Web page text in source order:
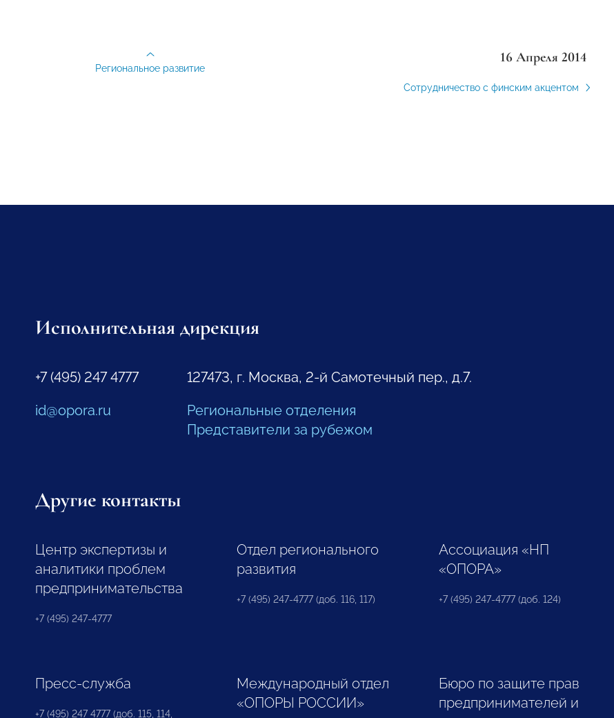
16 Апреля 2014
Сотрудничество с финским акцентом
Региональное развитие
Исполнительная дирекция
+7 (495) 247 4777
id@opora.ru
127473, г. Москва, 2-й Самотечный пер., д.7.
Региональные отделения
Представители за рубежом
Другие контакты
Центр экспертизы и
аналитики проблем
предпринимательства
+7 (495) 247-4777
Отдел регионального
развития
+7 (495) 247-4777 (доб. 116, 117)
Ассоциация «НП
«ОПОРА»
+7 (495) 247-4777 (доб. 124)
Пресс-служба
+7 (495) 247 4777 (доб. 115, 114,
Международный отдел
«ОПОРЫ РОССИИ»
Бюро по защите прав
предпринимателей и